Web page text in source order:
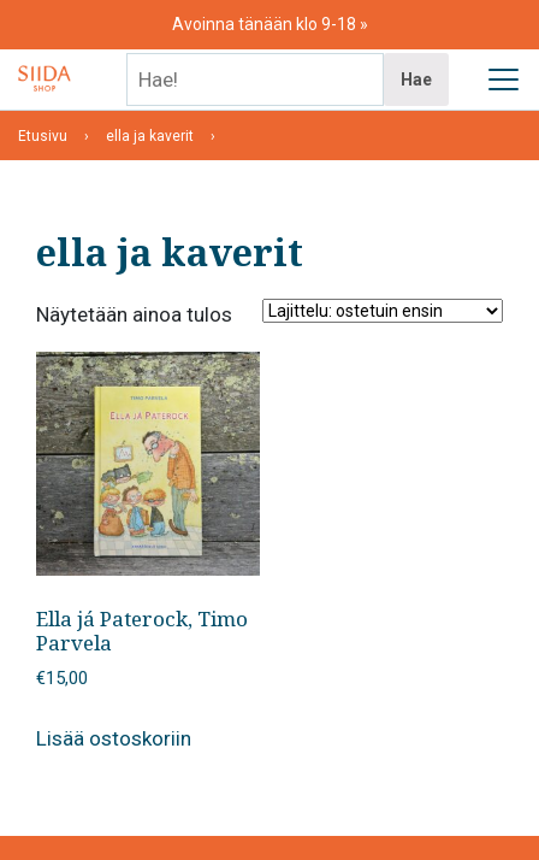
content
Avoinna tänään klo 9-18
Hae
Etusivu ella ja kaverit
ella ja kaverit
Näytetään ainoa tulos
Ella já Paterock, Timo
Parvela
€15,00
Lisää ostoskoriin